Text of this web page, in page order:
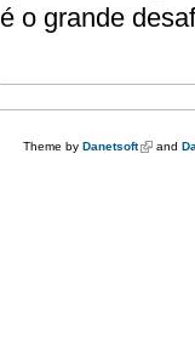
é o grande
Theme by Danetsoft(link is
and